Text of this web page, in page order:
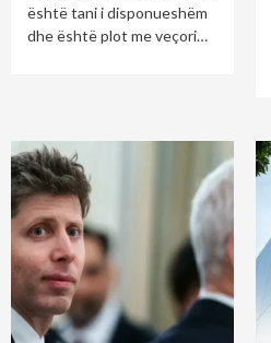
është tani i disponueshëm
dhe është plot me veçori…